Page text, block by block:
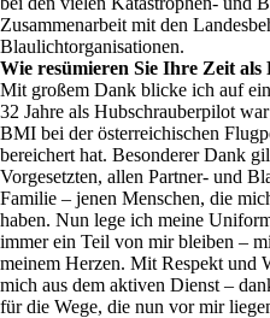
Zusammenarbeit mit den
Blaulichtorganisationen.
Wie resümieren Sie Ihre Zeit als
Mit großem Dank blicke ich auf
32 Jahre als Hubschrauberpilot
BMI bei der österreichischen
bereichert hat. Besonderer Dank
Vorgesetzten, allen Partner- und
Familie – jenen Menschen, die
haben. Nun lege ich meine
immer ein Teil von mir bleiben –
meinem Herzen. Mit Respekt und
mich aus dem aktiven Dienst –
für die Wege, die nun vor mir